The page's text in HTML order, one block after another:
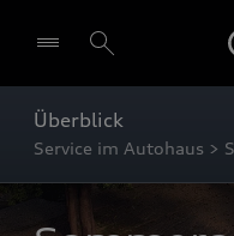
Überblick
Service im Autohaus >